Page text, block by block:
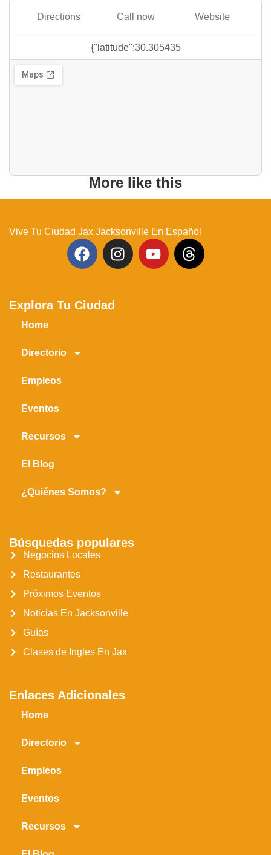
Directions Call now Website
{"latitude":30.305435
More like this
Vive Tu Ciudad Jax Jacksonville En Español
Explora Tu Ciudad
Home
Directorio
Empleos
Eventos
Recursos
El Blog
¿Quiénes Somos?
Búsquedas populares
Negocios Locales
Restaurantes
Próximos Eventos
Noticias En Jacksonville
Guías
Clases de Ingles En Jax
Enlaces Adicionales
Home
Directorio
Empleos
Eventos
Recursos